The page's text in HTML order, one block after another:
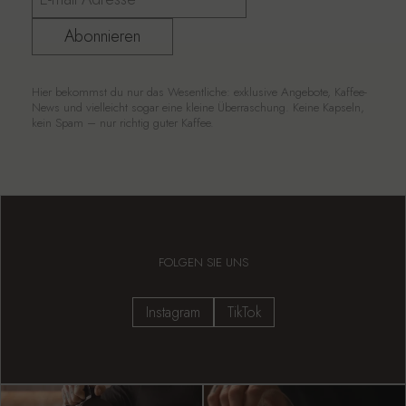
Abonnieren
Hier bekommst du nur das Wesentliche: exklusive Angebote, Kaffee-
News und vielleicht sogar eine kleine Überraschung. Keine Kapseln,
kein Spam – nur richtig guter Kaffee.
FOLGEN SIE UNS
Instagram TikTok